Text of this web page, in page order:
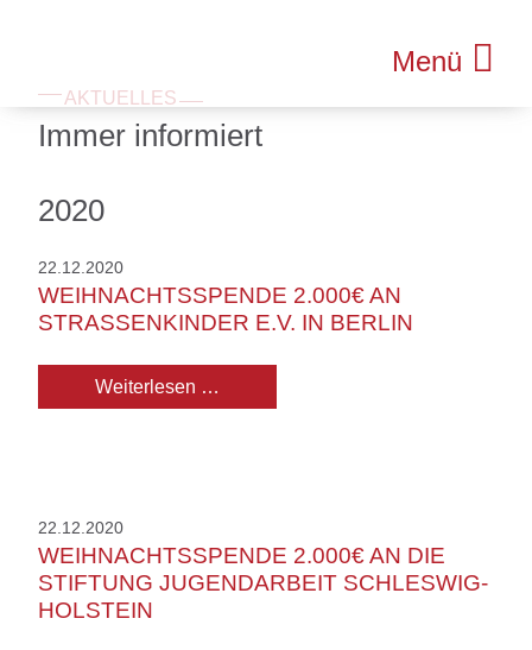
Menü
AKTUELLES
Immer informiert
2020
22.12.2020
WEIHNACHTSSPENDE 2.000€ AN
STRASSENKINDER E.V. IN BERLIN
Weiterlesen …
22.12.2020
WEIHNACHTSSPENDE 2.000€ AN DIE
STIFTUNG JUGENDARBEIT SCHLESWIG-
HOLSTEIN